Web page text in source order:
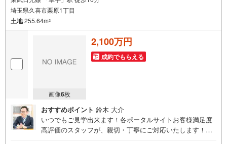
埼玉県久喜市栗原1丁目
土地255.64m2
画像6枚
2,100万円
成約でもらえる
おすすめポイント 鈴木 大介
いつでもご見学出来ます！各ポータルサイトお客様満足度
高評価のスタッフが、親切・丁寧にご対応いたします！埼